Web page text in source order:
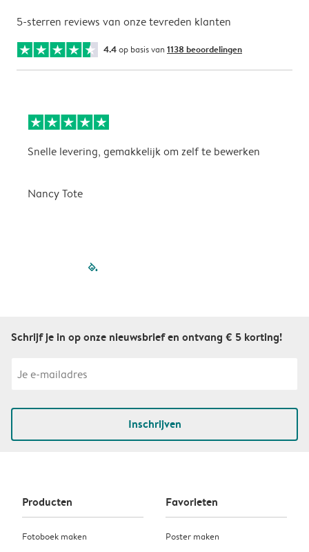
5-sterren reviews van onze tevreden klanten
4.4op basis van 1138 beoordelingen
Snelle levering, gemakkelijk om zelf te bewerken
Nancy Tote
filled-pagination
Schrijf je in op onze nieuwsbrief en ontvang € 5 korting!
Inschrijven
Producten
Fotoboek maken
Favorieten
Poster maken